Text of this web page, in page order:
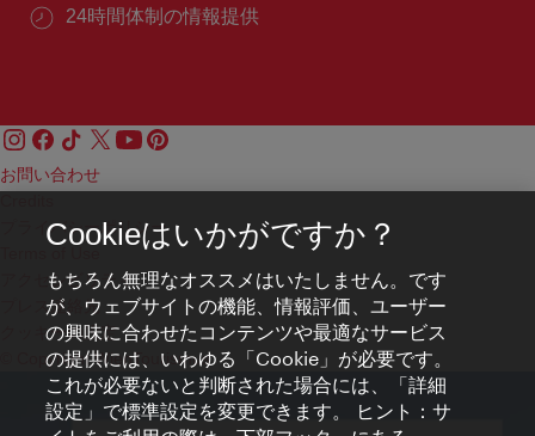
24時間体制の情報提供
お問い合わせ
プライバシーポリシー
アクセシビリティ
プレス連絡先
クッキーの設定
© Copyright WienTourismus
Cookieはいかがですか？
もちろん無理なオススメはいたしません。です
が、ウェブサイトの機能、情報評価、ユーザー
の興味に合わせたコンテンツや最適なサービス
の提供には、いわゆる「Cookie」が必要です。
これが必要ないと判断された場合には、「詳細
設定」で標準設定を変更できます。 ヒント：サ